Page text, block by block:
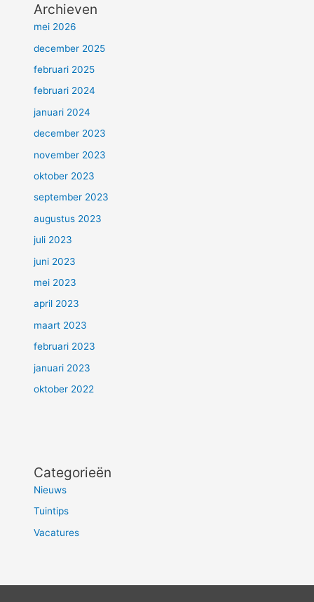
Archieven
mei 2026
december 2025
februari 2025
februari 2024
januari 2024
december 2023
november 2023
oktober 2023
september 2023
augustus 2023
juli 2023
juni 2023
mei 2023
april 2023
maart 2023
februari 2023
januari 2023
oktober 2022
Categorieën
Nieuws
Tuintips
Vacatures